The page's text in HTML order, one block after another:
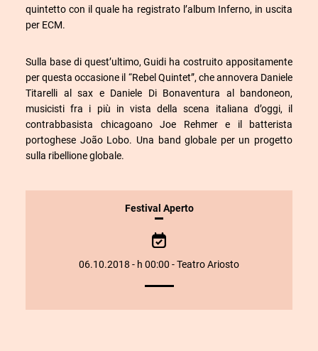
quintetto con il quale ha registrato l’album Inferno, in uscita
per ECM.
Sulla base di quest’ultimo, Guidi ha costruito appositamente
per questa occasione il “Rebel Quintet”, che annovera Daniele
Titarelli al sax e Daniele Di Bonaventura al bandoneon,
musicisti fra i più in vista della scena italiana d’oggi, il
contrabbasista chicagoano Joe Rehmer e il batterista
portoghese João Lobo. Una band globale per un progetto
sulla ribellione globale.
INFORMAZIONIFestival Aperto
06.10.2018 - h 00:00 - Teatro Ariosto